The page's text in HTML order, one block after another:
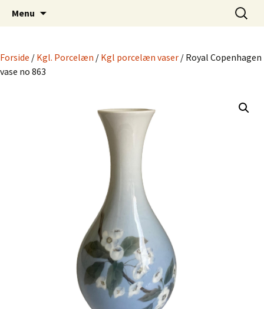
Retro-Shoppen.DK
Dansk Design fra 1940 til 1980
Menu
Søg
efter:
Forside / Kgl. Porcelæn / Kgl porcelæn vaser / Royal Copenhagen
vase no 863